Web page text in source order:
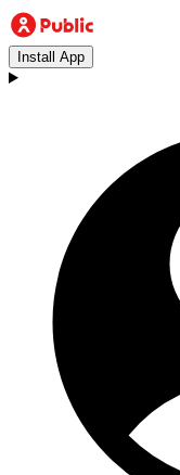
Install App